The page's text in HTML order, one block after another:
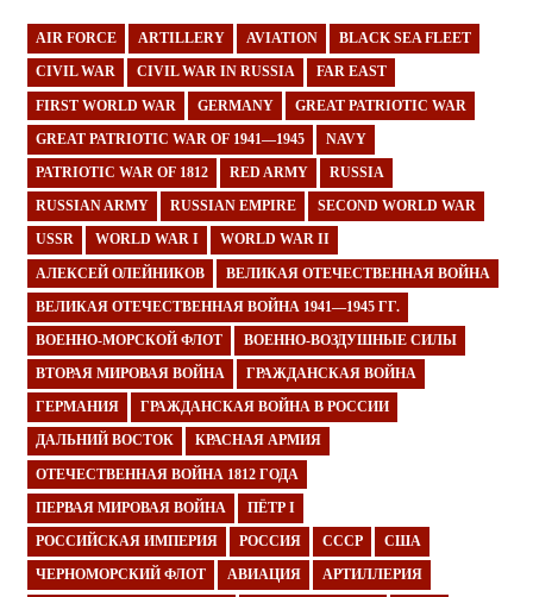
AIR FORCE ARTILLERY AVIATION BLACK SEA FLEET
CIVIL WAR CIVIL WAR IN RUSSIA FAR EAST
FIRST WORLD WAR GERMANY GREAT PATRIOTIC WAR
GREAT PATRIOTIC WAR OF 1941—1945 NAVY
PATRIOTIC WAR OF 1812 RED ARMY RUSSIA
RUSSIAN ARMY RUSSIAN EMPIRE SECOND WORLD WAR
USSR WORLD WAR I WORLD WAR II
АЛЕКСЕЙ ОЛЕЙНИКОВ ВЕЛИКАЯ ОТЕЧЕСТВЕННАЯ ВОЙНА
ВЕЛИКАЯ ОТЕЧЕСТВЕННАЯ ВОЙНА 1941—1945 ГГ.
ВОЕННО-МОРСКОЙ ФЛОТ ВОЕННО-ВОЗДУШНЫЕ СИЛЫ
ВТОРАЯ МИРОВАЯ ВОЙНА ГРАЖДАНСКАЯ ВОЙНА
ГЕРМАНИЯ ГРАЖДАНСКАЯ ВОЙНА В РОССИИ
ДАЛЬНИЙ ВОСТОК КРАСНАЯ АРМИЯ
ОТЕЧЕСТВЕННАЯ ВОЙНА 1812 ГОДА
ПЕРВАЯ МИРОВАЯ ВОЙНА ПЁТР I
РОССИЙСКАЯ ИМПЕРИЯ РОССИЯ СССР США
ЧЕРНОМОРСКИЙ ФЛОТ АВИАЦИЯ АРТИЛЛЕРИЯ